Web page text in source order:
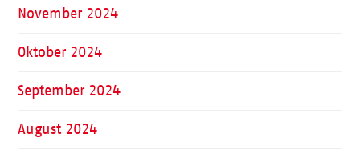
November 2024
Oktober 2024
September 2024
August 2024